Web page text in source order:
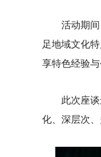
活动期
足地域文化
享特色经验
此次座
化、深层次